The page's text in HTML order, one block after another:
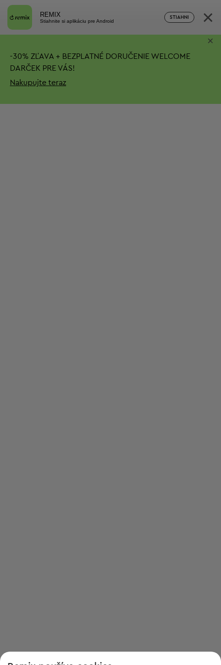
REMIX
Stiahnite si aplikáciu pre Android
STIAHNI ×
-30% ZĽAVA + BEZPLATNÉ DORUČENIE WELCOME
DARČEK PRE VÁS!
Nakupujte teraz
×